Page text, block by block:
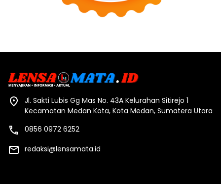
Jl. Sakti Lubis Gg Mas No. 43A Kelurahan Sitirejo 1
Kecamatan Medan Kota, Kota Medan, Sumatera Utara
0856 0972 6252
redaksi@lensamata.id